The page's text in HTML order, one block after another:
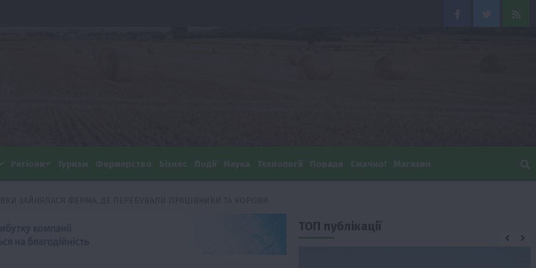
TwitterFeed
Регіони Туризм Фермерство Бізнес Події Наука Технології Поради Смачно! Магазин
ТОП публікації